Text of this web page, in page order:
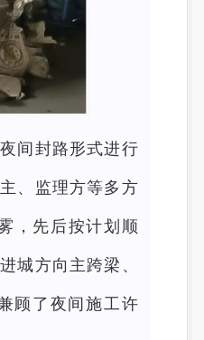
间封路形式进行
、监理方等多方
，先后按计划顺
城方向主跨梁、
顾了夜间施工许